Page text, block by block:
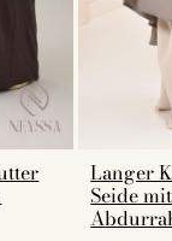
Langer
Seide